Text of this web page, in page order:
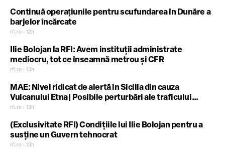
Continuă operaţiunile pentru scufundarea în Dunăre a
barjelor încărcate
rfi.ro • 12h
Ilie Bolojan la RFI: Avem instituții administrate
mediocru, tot ce înseamnă metrou și CFR
rfi.ro • 13h
MAE: Nivel ridicat de alertă în Sicilia din cauza
Vulcanului Etna| Posibile perturbări ale traficului
aerian
rfi.ro • 13h
(Exclusivitate RFI) Condițiile lui Ilie Bolojan pentru a
susține un Guvern tehnocrat
rfi.ro • 13h